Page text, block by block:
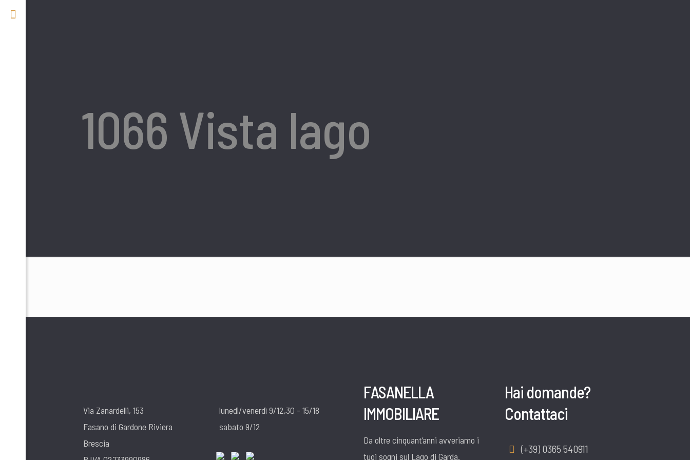
1066 Vista lago
Via Zanardelli, 153
Fasano di Gardone Riviera
Brescia
lunedì/venerdì 9/12,30 - 15/18
sabato 9/12
FASANELLA
IMMOBILIARE
Da oltre cinquant’anni avveriamo i
tuoi sogni sul Lago di Garda.
Hai domande?
Contattaci
(+39) 0365 540911